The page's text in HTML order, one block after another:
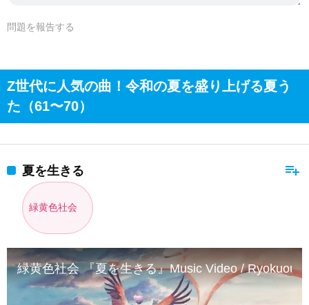
問題を報告する
Z世代に人気の曲！令和の夏を盛り上げる夏う
た（61〜70）
playlist_add
夏を生きる
緑黄色社会
緑黄色社会 『夏を生きる』Music Video /